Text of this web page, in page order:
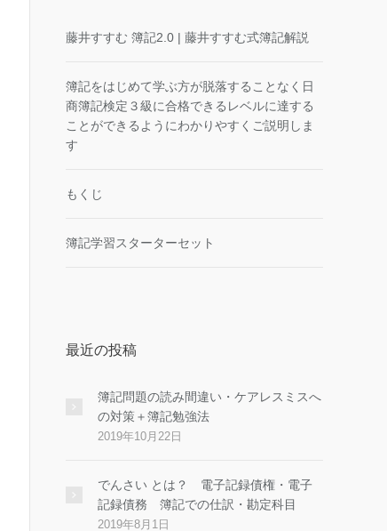
藤井すすむ 簿記2.0 | 藤井すすむ式簿記解説
簿記をはじめて学ぶ方が脱落することなく日
商簿記検定３級に合格できるレベルに達する
ことができるようにわかりやすくご説明しま
す
もくじ
簿記学習スターターセット
最近の投稿
簿記問題の読み間違い・ケアレスミスへ
の対策＋簿記勉強法
2019年10月22日
でんさい とは？ 電子記録債権・電子
記録債務 簿記での仕訳・勘定科目
2019年8月1日